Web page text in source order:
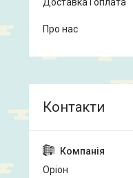
Про нас
Оріон